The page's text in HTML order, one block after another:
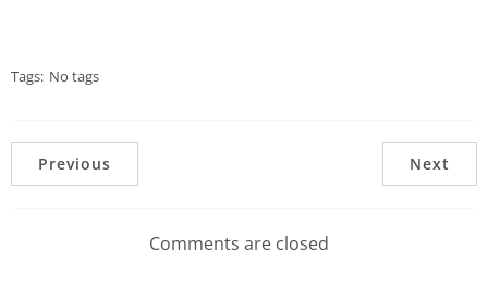
Tags: No tags
Previous Next
Comments are closed